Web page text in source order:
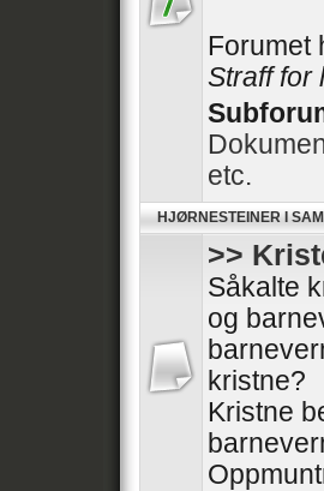
Forumet
Straff for
etc.
HJØRNESTEINER I
>>
Såkalte
og
kristne?
Kristne